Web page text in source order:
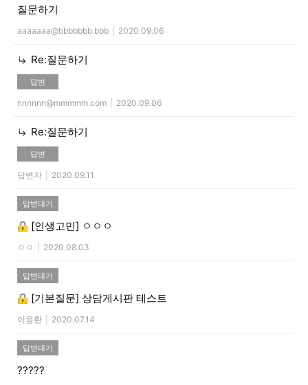
질문하기
aaaaaaa@bbbbbbb.bbb 2020.09.06
Re:질문하기
답변
nnnnnn@mmmmm.com 2020.09.06
Re:질문하기
답변
답변자 2020.09.11
답변대기
[인생고민] ㅇㅇㅇ
ㅇㅇ 2020.08.03
답변대기
[기본질문] 상담게시판 테스트
이응환 2020.07.14
답변대기
?????